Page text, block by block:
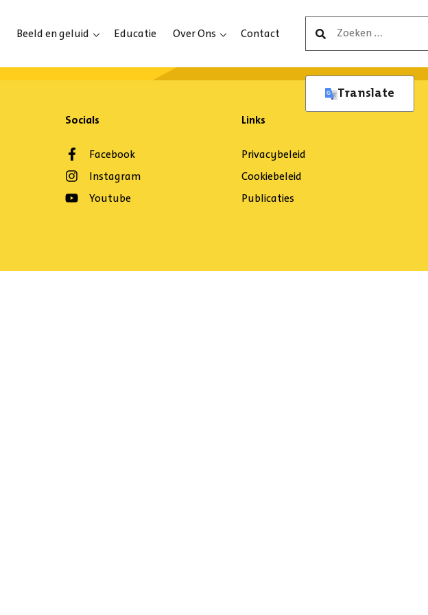
Beeld en geluid Educatie Over Ons Contact
Zoeken
naar:
Translate
Socials
Facebook
Instagram
Youtube
Links
Privacybeleid
Cookiebeleid
Publicaties